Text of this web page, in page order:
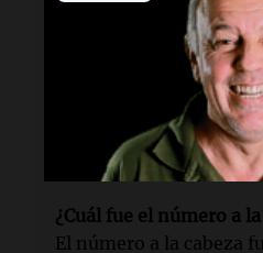
Video
¿Qué sorteo se realizó?
El sorteo número
¿Cuándo se llevó a
El miércoles 20 de
¿Cuál fue el número a
El número a la cabeza